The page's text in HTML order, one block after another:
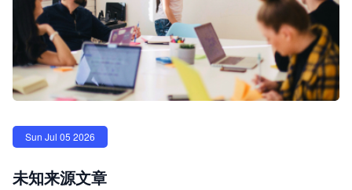
Sun Jul 05 2026
未知来源文章